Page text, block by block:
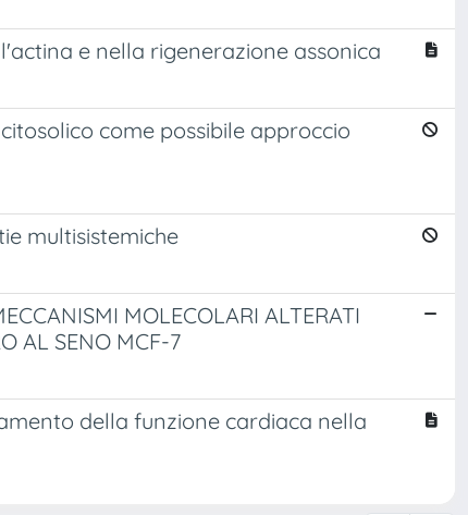
e nella rigenerazione assonica
come possibile approccio
multisistemiche
MOLECOLARI ALTERATI
AL SENO MCF-7
della funzione cardiaca nella